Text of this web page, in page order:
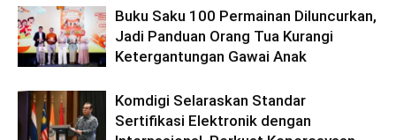
Buku Saku 100 Permainan Diluncurkan,
Jadi Panduan Orang Tua Kurangi
Ketergantungan Gawai Anak
Komdigi Selaraskan Standar
Sertifikasi Elektronik dengan